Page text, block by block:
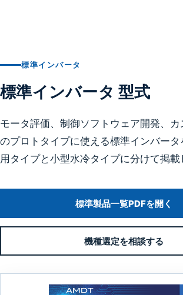
標準インバータ
標準インバータ 型式
モータ評価、制御ソフトウェア開発、
のプロトタイプに使える標準インバー
用タイプと小型水冷タイプに分けて掲載
標準製品一覧PDFを開く
機種選定を相談する